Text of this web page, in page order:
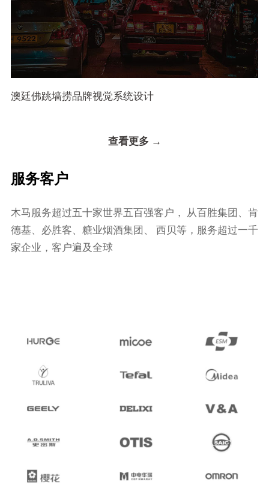
澳廷佛跳墙捞品牌视觉系统设计
查看更多 →
服务客户
⽊⻢服务超过五⼗家世界五百强客户， 从百胜集团、肯
德基、必胜客、糖业烟酒集团、 ⻄⻉等，服务超过⼀千
家企业，客户遍及全球